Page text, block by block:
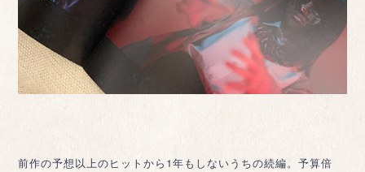
前作の予想以上のヒットから1年もしないうちの続編。予算倍